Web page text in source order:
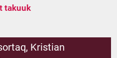
takuuk
Kristian